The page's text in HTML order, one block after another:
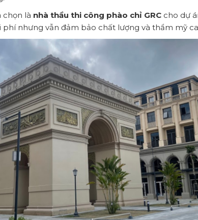
là nhà thầu thi công phào chỉ GRC cho dự
phí nhưng vẫn đảm bảo chất lượng và thẩm mỹ